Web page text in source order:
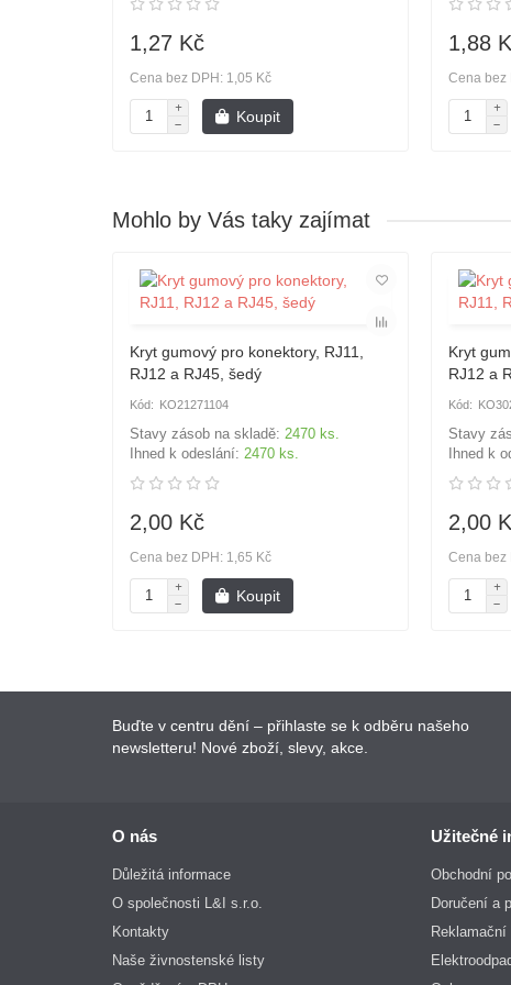
1,27 Kč
Cena bez DPH: 1,05 Kč
Koupit
1,88
Cena bez
Mohlo by Vás taky zajímat
Kryt gumový pro konektory, RJ11,
RJ12 a RJ45, šedý
KO21271104
Stavy zásob na skladě: 2470 ks.
Ihned k odeslání: 2470 ks.
2,00 Kč
Cena bez DPH: 1,65 Kč
Koupit
Kryt
RJ12 a
Stavy
Ihned k
2,00
Cena bez
Buďte v centru dění – přihlaste se k odběru našeho
newsletteru! Nové zboží, slevy, akce.
O nás
Důležitá informace
O společnosti L&I s.r.o.
Kontakty
Naše živnostenské listy
Užitečné
Obchodní
Doručení a
Reklamační